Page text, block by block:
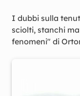
I dubbi sulla
sciolti, stanchi
fenomeni" di